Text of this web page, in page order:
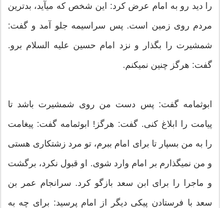
را دید رو به امام عرض كرد: این شخص كه مي‏آید، بدترین
مردم روی زمین است. پس سراسیمه جلو آمد و گفت:
شمشیرت را بگذار و نزد امام حسین علیه‏ السلام برو.
گفت: هرگز چنین نمي‏كنم.
ابوثمامه گفت: پس دست من روی شمشیرت باشد تا
پیامت را ابلاغ كنی. گفت: هرگز! ابوثمامه گفت: پیغامت
را به من بسپار تا برای امام ببرم، تو مرد زشت‏كاری هستی
و من نمي‏گذارم بر امام وارد شوی. او قبول نكرد، برگشت
و ماجرا را برای ابن سعد بازگو كرد. سرانجام عمر بن
سعد با فرستادن پیكی دیگر از امام پرسید: برای چه به